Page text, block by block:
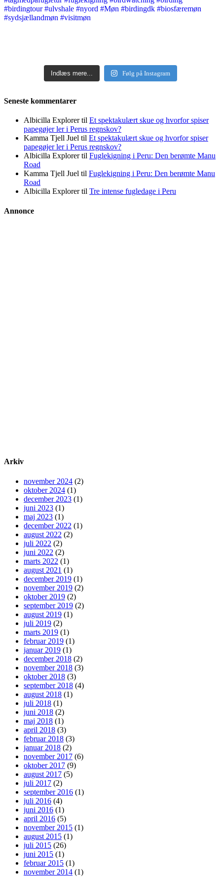
Indlæs mere... Følg på Instagram
Seneste kommentarer
Albicilla Explorertil Et spektakulært skue og hvorfor spiser
papegøjer ler i Perus regnskov?
Kamma Tjell Juel til Et spektakulært skue og hvorfor spiser
papegøjer ler i Perus regnskov?
Albicilla Explorertil Fuglekigning i Peru: Den berømte Manu
Road
Kamma Tjell Juel til Fuglekigning i Peru: Den berømte Manu
Road
Albicilla Explorertil Tre intense fugledage i Peru
Annonce
Arkiv
november 2024 (2)
oktober 2024 (1)
december 2023 (1)
juni 2023 (1)
maj 2023 (1)
december 2022 (1)
august 2022 (2)
juli 2022 (2)
juni 2022 (2)
marts 2022 (1)
august 2021 (1)
december 2019 (1)
november 2019 (2)
oktober 2019 (2)
september 2019 (2)
august 2019 (1)
juli 2019 (2)
marts 2019 (1)
februar 2019 (1)
januar 2019 (1)
december 2018 (2)
november 2018 (3)
oktober 2018 (3)
september 2018 (4)
august 2018 (1)
juli 2018 (1)
juni 2018 (2)
maj 2018 (1)
april 2018 (3)
februar 2018 (3)
januar 2018 (2)
november 2017 (6)
oktober 2017 (9)
august 2017 (5)
juli 2017 (2)
september 2016 (1)
juli 2016 (4)
juni 2016 (1)
april 2016 (5)
november 2015 (1)
august 2015 (1)
juli 2015 (26)
juni 2015 (1)
februar 2015 (1)
november 2014 (1)